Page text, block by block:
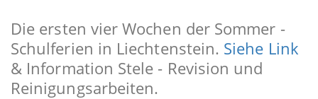
Die ersten vier Wochen der Sommer -
Schulferien in Liechtenstein. Siehe Link
& Information Stele - Revision und
Reinigungsarbeiten.